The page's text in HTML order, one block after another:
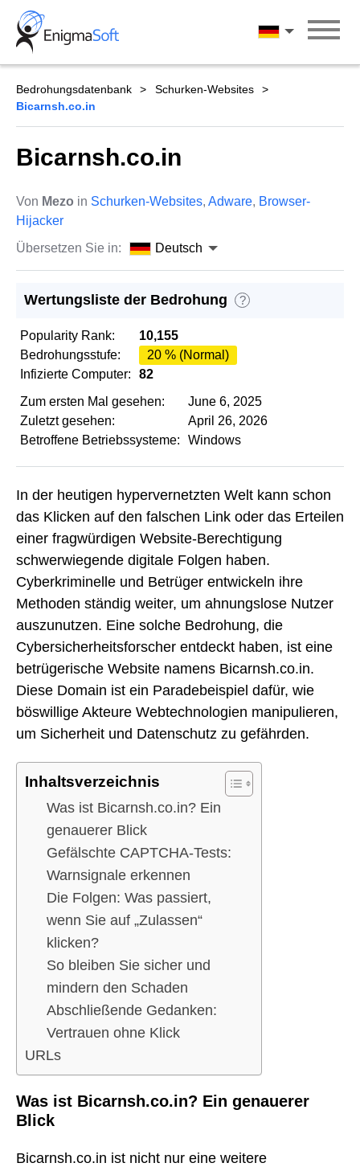
Skip
content
Deutsch
Bedrohungsdatenbank
Schurken-Websites
Bicarnsh.co.in
Bicarnsh.co.in
Von Mezo in Schurken-Websites, Adware, Browser-
Hijacker
Übersetzen Sie in:
Deutsch
Wertungsliste der Bedrohung ?
Popularity Rank:
10,155
Bedrohungsstufe:
20 % (Normal)
Infizierte Computer:
82
Zum ersten Mal gesehen:
June 6, 2025
Zuletzt gesehen:
April 26, 2026
Betroffene Betriebssysteme:
Windows
In der heutigen hypervernetzten Welt kann schon
das Klicken auf den falschen Link oder das Erteilen
einer fragwürdigen Website-Berechtigung
schwerwiegende digitale Folgen haben.
Cyberkriminelle und Betrüger entwickeln ihre
Methoden ständig weiter, um ahnungslose Nutzer
auszunutzen. Eine solche Bedrohung, die
Cybersicherheitsforscher entdeckt haben, ist eine
betrügerische Website namens Bicarnsh.co.in.
Diese Domain ist ein Paradebeispiel dafür, wie
böswillige Akteure Webtechnologien manipulieren,
um Sicherheit und Datenschutz zu gefährden.
Inhaltsverzeichnis
Was ist Bicarnsh.co.in? Ein
genauerer Blick
Gefälschte CAPTCHA-Tests:
Warnsignale erkennen
Die Folgen: Was passiert,
wenn Sie auf „Zulassen“
klicken?
So bleiben Sie sicher und
mindern den Schaden
Abschließende Gedanken:
Vertrauen ohne Klick
URLs
Was ist Bicarnsh.co.in? Ein genauerer
Blick
Bicarnsh.co.in ist nicht nur eine weitere